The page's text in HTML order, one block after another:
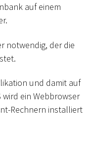
auf einem
notwendig, der die
und damit auf
wird ein Webbrowser
Rechnern installiert